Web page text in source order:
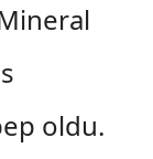
oldu.